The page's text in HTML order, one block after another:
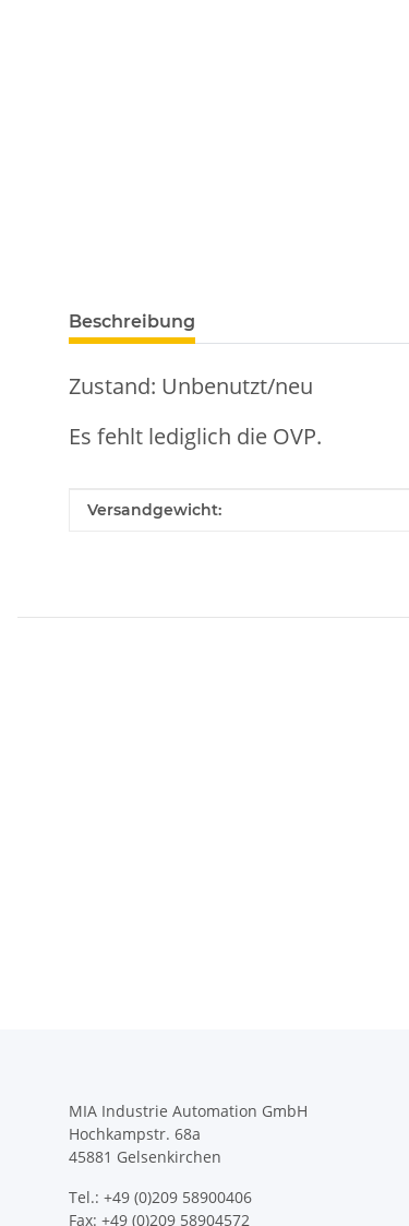
Beschreibung
Zustand: Unbenutzt/neu
Es fehlt lediglich die OVP.
Produkteigenschaft
Wert
Versandgewicht:
MIA Industrie Automation GmbH
Hochkampstr. 68a
45881 Gelsenkirchen
Tel.: +49 (0)209 58900406
Fax: +49 (0)209 58904572